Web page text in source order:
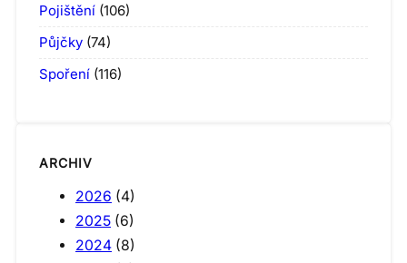
Pojištění (106)
Půjčky (74)
Spoření (116)
ARCHIV
2026 (4)
2025 (6)
2024 (8)